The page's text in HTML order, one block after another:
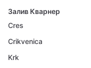
Залив Кварнер
Cres
Crikvenica
Krk